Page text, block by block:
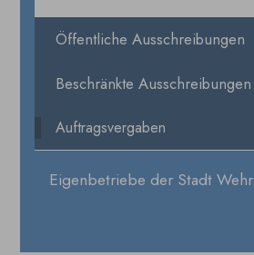
Öffentliche Ausschreibungen
Beschränkte Ausschreibungen
Auftragsvergaben
Eigenbetriebe der Stadt Wehr